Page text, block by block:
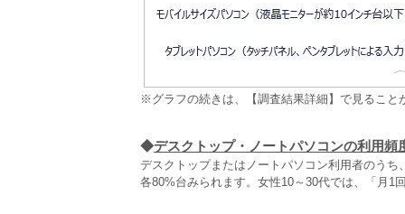
※グラフの続きは、【調査結果詳細】で見ること
◆デスクトップ・ノートパソコンの利用頻
デスクトップまたはノートパソコン利用者のう
各80%台みられます。女性10～30代では、「月1